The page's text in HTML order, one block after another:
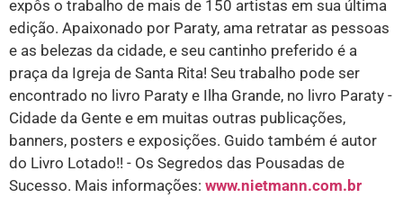
expôs o trabalho de mais de 150 artistas em sua última
edição. Apaixonado por Paraty, ama retratar as pessoas
e as belezas da cidade, e seu cantinho preferido é a
praça da Igreja de Santa Rita! Seu trabalho pode ser
encontrado no livro Paraty e Ilha Grande, no livro Paraty -
Cidade da Gente e em muitas outras publicações,
banners, posters e exposições. Guido também é autor
do Livro Lotado!! - Os Segredos das Pousadas de
Sucesso. Mais informações: www.nietmann.com.br